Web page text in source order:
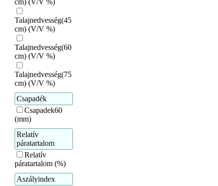
cm) (V/V %)
Talajnedvesség(45
cm) (V/V %)
Talajnedvesség(60
cm) (V/V %)
Talajnedvesség(75
cm) (V/V %)
Csapadék
Csapadek60
(mm)
Relatív
páratartalom
Relatív
páratartalom (%)
Aszályindex